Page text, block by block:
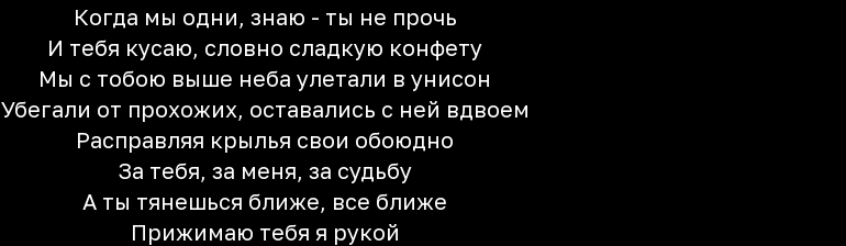
Когда мы одни, знаю - ты не прочь
И тебя кусаю, словно сладкую конфету
Мы с тобою выше неба улетали в унисон
Убегали от прохожих, оставались с ней вдвоем
Расправляя крылья свои обоюдно
За тебя, за меня, за судьбу
А ты тянешься ближе, все ближе
Прижимаю тебя я рукой